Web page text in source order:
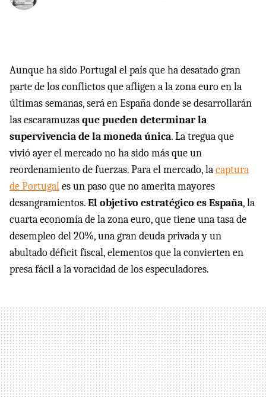
Aunque ha sido Portugal el país que ha desatado gran
parte de los conflictos que afligen a la zona euro en la
últimas semanas, será en España donde se desarrollarán
las escaramuzasque pueden determinar la
supervivencia de la moneda única. La tregua que
vivió ayer el mercado no ha sido más que un
reordenamiento de fuerzas. Para el mercado, lacaptura
de Portugales un paso que no amerita mayores
desangramientos.El objetivo estratégico es España, la
cuarta economía de la zona euro, que tiene una tasa de
desempleo del 20%, una gran deuda privada y un
abultado déficit fiscal, elementos que la convierten en
presa fácil a la voracidad de los especuladores.